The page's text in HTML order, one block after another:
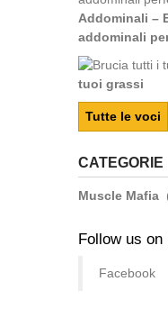
Addominali –
addominali
tuoi grassi
Tutte le voci
Muscle Mafia
Follow us on
Facebook